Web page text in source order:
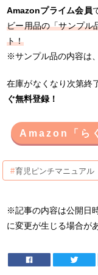
Amazonプライム会員
ビー用品の「サンプル
ト！
※サンプル品の内容は
在庫がなくなり次第終
ぐ無料登録！
Amazon「ら
育児ピンチマニュアル
※記事の内容は公開日
に変更が生じる場合が